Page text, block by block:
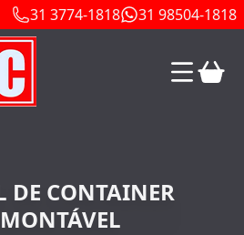
31 3774-1818 31 98504-1818
DE CONTAINER